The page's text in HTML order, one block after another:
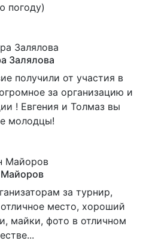
погоду)
Залялова
получили от участия в
за организацию и
! Евгения и Толмаз вы
молодцы!
за турнир,
место, хороший
майки, фото в отличном